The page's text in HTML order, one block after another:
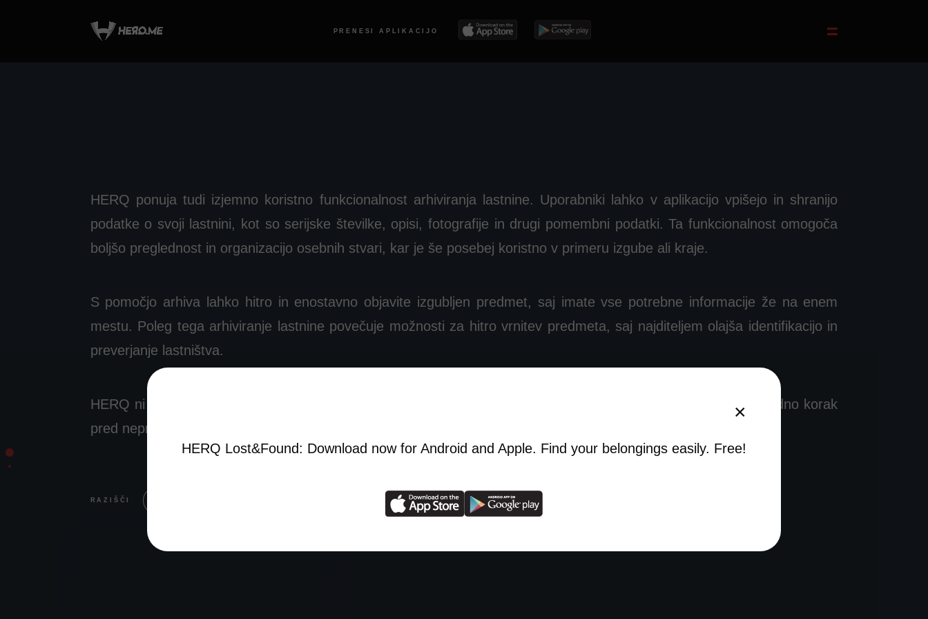
PRENESI APLIKACIJO
×
HERQ Lost&Found: Download now for Android and Apple. Find your belongings easily. Free!
HERQ ponuja tudi izjemno koristno funkcionalnost arhiviranja lastnine. Uporabniki lahko v aplikacijo vpišejo in shranijo
podatke o svoji lastnini, kot so serijske številke, opisi, fotografije in drugi pomembni podatki. Ta funkcionalnost omogoča
boljšo preglednost in organizacijo osebnih stvari, kar je še posebej koristno v primeru izgube ali kraje.
S pomočjo arhiva lahko hitro in enostavno objavite izgubljen predmet, saj imate vse potrebne informacije že na enem
mestu. Poleg tega arhiviranje lastnine povečuje možnosti za hitro vrnitev predmeta, saj najditeljem olajša identifikacijo in
preverjanje lastništva.
HERQ ni samo aplikacija za iskanje – je tudi digitalni arhiv, ki skrbi za vašo lastnino in vam pomaga, da ste vedno korak
pred nepričakovanimi situacijami. Organizirajte svojo lastnino in poskrbite za večjo varnost s HERQ!
RAZIŠČI